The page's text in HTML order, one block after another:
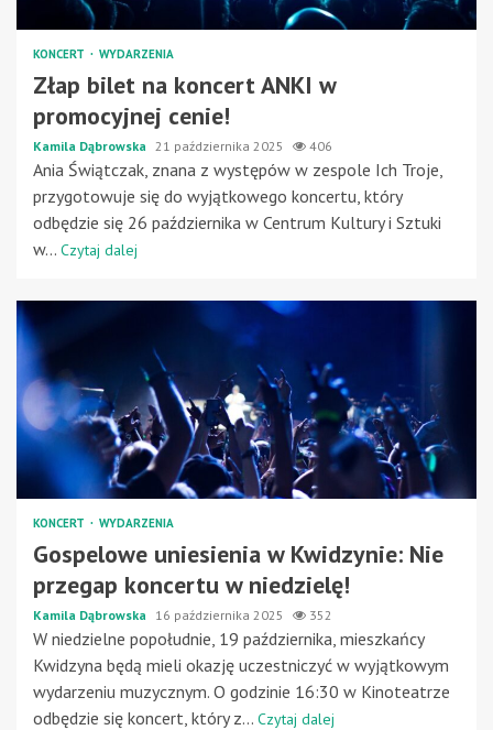
KONCERT WYDARZENIA
Złap bilet na koncert ANKI w
promocyjnej cenie!
Kamila Dąbrowska 21 października 2025 406
Ania Świątczak, znana z występów w zespole Ich Troje,
przygotowuje się do wyjątkowego koncertu, który
odbędzie się 26 października w Centrum Kultury i Sztuki
w... Czytaj dalej
KONCERT WYDARZENIA
Gospelowe uniesienia w Kwidzynie: Nie
przegap koncertu w niedzielę!
Kamila Dąbrowska 16 października 2025 352
W niedzielne popołudnie, 19 października, mieszkańcy
Kwidzyna będą mieli okazję uczestniczyć w wyjątkowym
wydarzeniu muzycznym. O godzinie 16:30 w Kinoteatrze
odbędzie się koncert, który z... Czytaj dalej